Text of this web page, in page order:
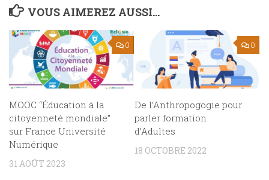
VOUS AIMEREZ AUSSI...
0
MOOC “Éducation à la
citoyenneté mondiale”
sur France Université
Numérique
31 AOÛT 2023
0
De l’Anthropogogie pour
parler formation
d’Adultes
18 OCTOBRE 2022